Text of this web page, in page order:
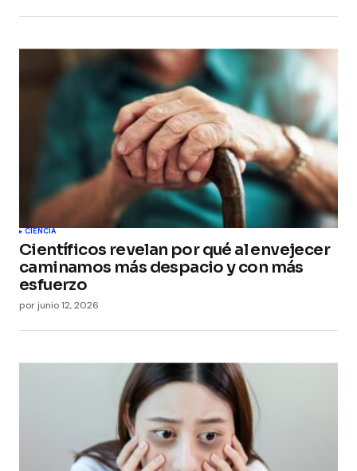
CIENCIA
Científicos revelan por qué al envejecer
caminamos más despacio y con más
esfuerzo
por junio 12, 2026